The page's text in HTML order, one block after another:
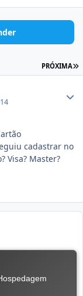
PRÓXIMA
cadastrar no
Visa? Master?